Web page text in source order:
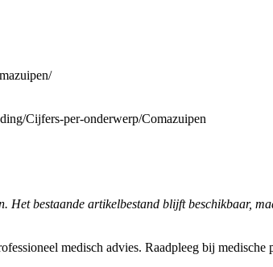
Cijfers-per-onderwerp/Comazuipen
Het bestaande artikelbestand blijft beschikbaar,
medisch advies. Raadpleeg bij medische